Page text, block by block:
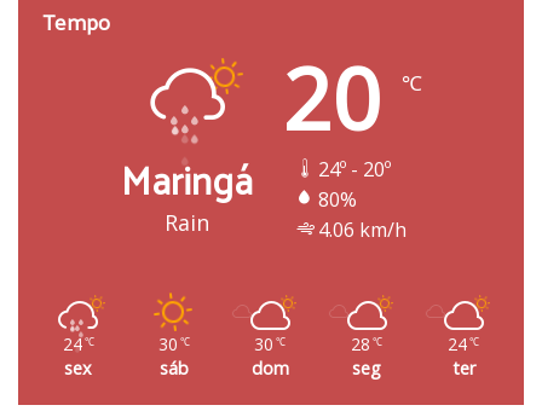
Tempo
Maringá
Rain
20 ℃
24º - 20º
80%
4.06 km/h
24 ℃
sex
30 ℃
sáb
30 ℃
dom
28 ℃
seg
24℃
ter